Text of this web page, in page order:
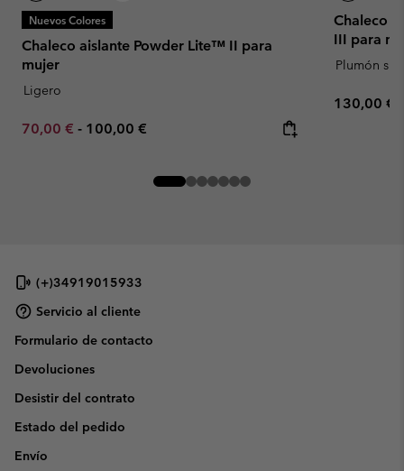
Nuevos Colores
Chaleco aislante Powder Lite™ II para
mujer
Ligero
Minimum sale price:
70,00 € - Maximum price:
100,00 €
Chaleco
III para
Plumón
Regular
130,00 €
(+)34919015933
Servicio al cliente
Formulario de contacto
Devoluciones
Desistir del contrato
Estado del pedido
Envío